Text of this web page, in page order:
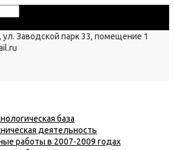
Заводской парк 33, помещение 1
база
деятельность
работы в 2007-2009 годах